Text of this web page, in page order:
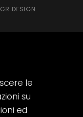
GR.DESIGN
le
su
ed